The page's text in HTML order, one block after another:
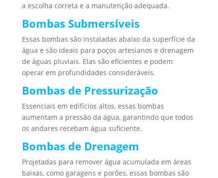
a escolha correta e a manutenção adequada.
Bombas Submersíveis
Essas bombas são instaladas abaixo da superfície da
água e são ideais para poços artesianos e drenagem
de águas pluviais. Elas são eficientes e podem
operar em profundidades consideráveis.
Bombas de Pressurização
Essenciais em edifícios altos, essas bombas
aumentam a pressão da água, garantindo que todos
os andares recebam água suficiente.
Bombas de Drenagem
Projetadas para remover água acumulada em áreas
baixas, como garagens e porões, essas bombas são